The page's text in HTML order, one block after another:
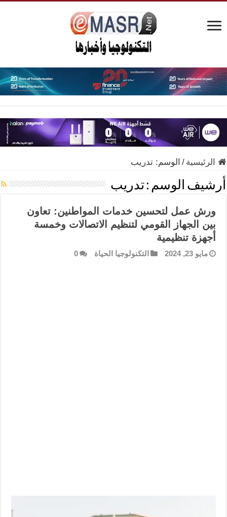
الرئيسية / الوسم:تدريب
أرشيف الوسم :تدريب
ورش عمل لتحسين خدمات المواطنين: تعاون
بين الجهاز القومي لتنظيم الاتصالات وخمسة
أجهزة تنظيمية
مايو 23, 2024 التكنولوجيا الحياة 0